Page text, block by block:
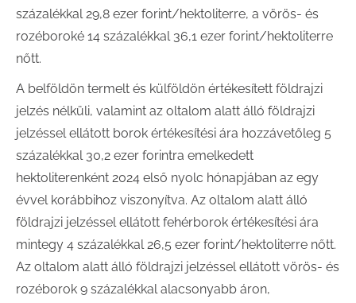
százalékkal 29,8 ezer forint/hektoliterre, a vörös- és
rozéboroké 14 százalékkal 36,1 ezer forint/hektoliterre
nőtt.
A belföldön termelt és külföldön értékesített földrajzi
jelzés nélküli, valamint az oltalom alatt álló földrajzi
jelzéssel ellátott borok értékesítési ára hozzávetőleg 5
százalékkal 30,2 ezer forintra emelkedett
hektoliterenként 2024 első nyolc hónapjában az egy
évvel korábbihoz viszonyítva. Az oltalom alatt álló
földrajzi jelzéssel ellátott fehérborok értékesítési ára
mintegy 4 százalékkal 26,5 ezer forint/hektoliterre nőtt.
Az oltalom alatt álló földrajzi jelzéssel ellátott vörös- és
rozéborok 9 százalékkal alacsonyabb áron,